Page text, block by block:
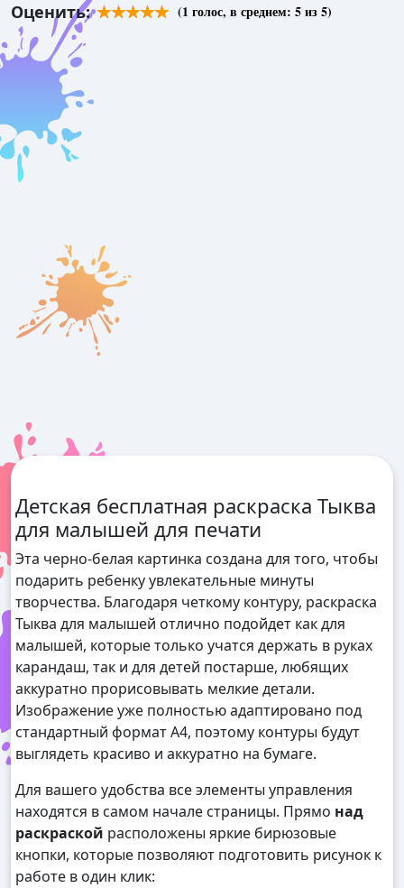
Оценить: (1 голос, в среднем: 5из 5)
Детская бесплатная раскраска Тыква
для малышей для печати
Эта черно-белая картинка создана для того, чтобы
подарить ребенку увлекательные минуты
творчества. Благодаря четкому контуру, раскраска
Тыква для малышей отлично подойдет как для
малышей, которые только учатся держать в руках
карандаш, так и для детей постарше, любящих
аккуратно прорисовывать мелкие детали.
Изображение уже полностью адаптировано под
стандартный формат А4, поэтому контуры будут
выглядеть красиво и аккуратно на бумаге.
Для вашего удобства все элементы управления
находятся в самом начале страницы. Прямо над
раскраской расположены яркие бирюзовые
кнопки, которые позволяют подготовить рисунок к
работе в один клик: